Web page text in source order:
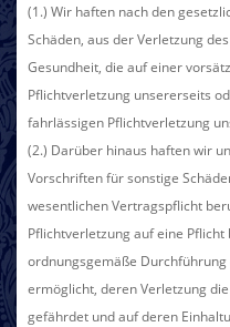
(1.) Wir haften nach den
Schäden, aus der Verletzung
Gesundheit, die auf einer
Pflichtverletzung unsererseits
fahrlässigen Pflichtverletzung
(2.) Darüber hinaus haften wir
Vorschriften für sonstige
wesentlichen Vertragspflicht
Pflichtverletzung auf eine
ordnungsgemäße
ermöglicht, deren Verletzung
gefährdet und auf deren